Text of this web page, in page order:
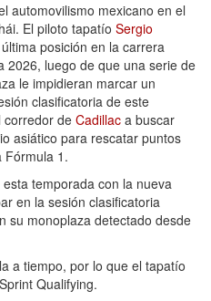
automovilismo mexicano en el
El piloto tapatío Sergio
posición en la carrera
2026, luego de que una serie de
le impidieran marcar un
clasificatoria de este
corredor de Cadillac a buscar
asiático para rescatar puntos
Fórmula 1.
temporada con la nueva
en la sesión clasificatoria
su monoplaza detectado desde
a tiempo, por lo que el tapatío
Qualifying.